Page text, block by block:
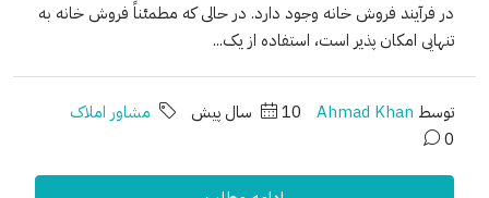
در فرآیند فروش خانه وجود دارد. در حالی که مطمئناً فروش خانه به
تنهایی امکان پذیر است، استفاده از یک...
توسط Ahmad Khan 10 سال پیش
مشاور املاک
0